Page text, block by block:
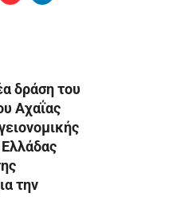
δράση του
Αχαΐας
την